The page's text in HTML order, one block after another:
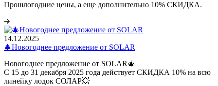
Прошлогодние цены, а еще дополнительно 10% СКИДКА.
14.12.2025
🎄Новогоднее предложение от SOLAR
Новогоднее предложение от SOLAR🎄
С 15 до 31 декабря 2025 года действует СКИДКА 10% на всю
линейку лодок СОЛАР💥